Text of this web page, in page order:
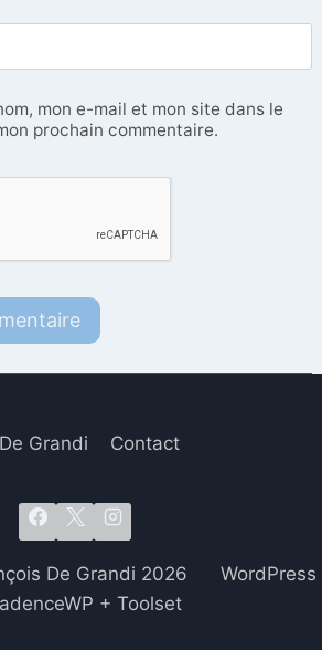
mon e-mail et mon site dans le
prochain commentaire.
Grandi Contact
De Grandi 2026 WordPress
+ Toolset